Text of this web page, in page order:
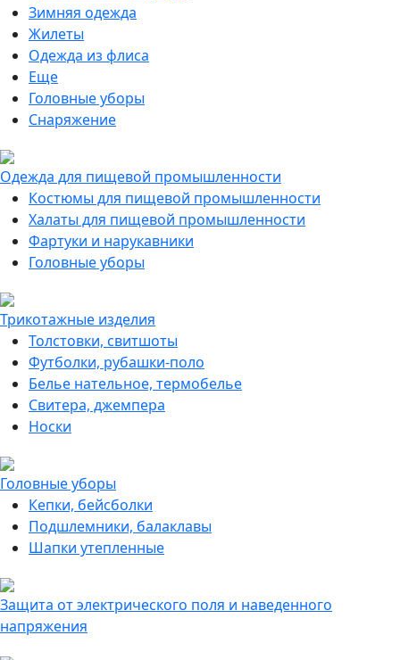
Зимняя одежда
Жилеты
Одежда из флиса
Еще
Головные уборы
Снаряжение
Одежда для пищевой промышленности
Костюмы для пищевой промышленности
Халаты для пищевой промышленности
Фартуки и нарукавники
Головные уборы
Трикотажные изделия
Толстовки, свитшоты
Футболки, рубашки-поло
Белье нательное, термобелье
Свитера, джемпера
Носки
Головные уборы
Кепки, бейсболки
Подшлемники, балаклавы
Шапки утепленные
Защита от электрического поля и наведенного
напряжения